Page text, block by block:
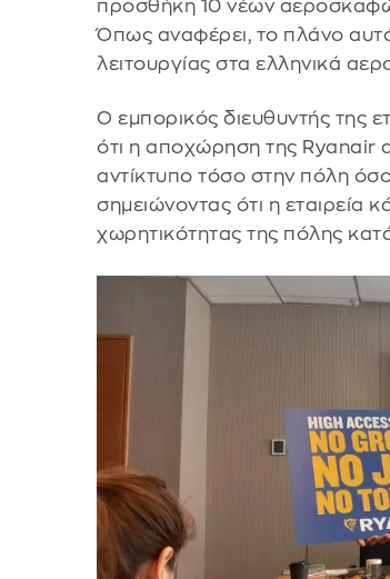
προσθήκη 10 νέων
Όπως αναφέρει, το πλάνο
λειτουργίας στα ελληνικά
Ο εμπορικός διευθυντής της
ότι η αποχώρηση της Ryanair
αντίκτυπο τόσο στην πόλη
σημειώνοντας ότι η εταιρεία
χωρητικότητας της πόλης